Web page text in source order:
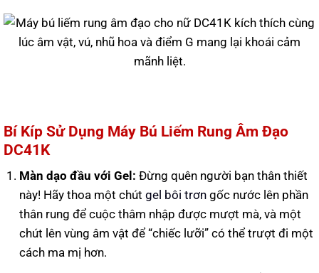
Bí Kíp Sử Dụng Máy Bú Liếm Rung Âm Đạo
DC41K
Màn dạo đầu với Gel: Đừng quên người bạn thân thiết
này! Hãy thoa một chútgel bôi trơn gốc nước lên phần
thân rung để cuộc thâm nhập được mượt mà, và một
chút lên vùng âm vật để “chiếc lưỡi” có thể trượt đi một
cách ma mị hơn.